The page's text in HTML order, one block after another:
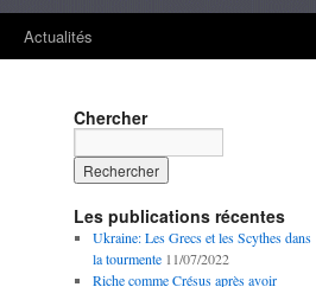
Actualités
Chercher
Les publications récentes
Ukraine: Les Grecs et les Scythes dans
la tourmente 11/07/2022
Riche comme Crésus après avoir